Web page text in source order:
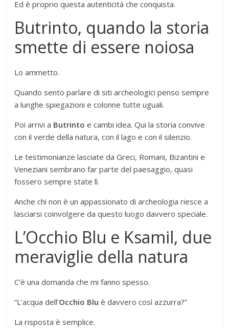
Ed è proprio questa autenticità che conquista.
Butrinto, quando la storia
smette di essere noiosa
Lo ammetto.
Quando sento parlare di siti archeologici penso sempre
a lunghe spiegazioni e colonne tutte uguali.
Poi arrivi a Butrinto e cambi idea. Qui la storia convive
con il verde della natura, con il lago e con il silenzio.
Le testimonianze lasciate da Greci, Romani, Bizantini e
Veneziani sembrano far parte del paesaggio, quasi
fossero sempre state lì.
Anche chi non è un appassionato di archeologia riesce a
lasciarsi coinvolgere da questo luogo davvero speciale.
L’Occhio Blu e Ksamil, due
meraviglie della natura
C’è una domanda che mi fanno spesso.
“L’acqua dell’Occhio Blu è davvero così azzurra?”
La risposta è semplice.